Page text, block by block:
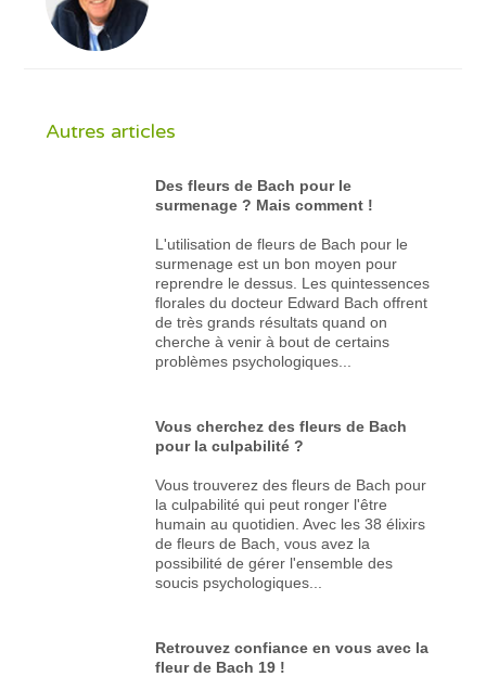
Autres articles
Des fleurs de Bach pour le
surmenage ? Mais comment !
L'utilisation de fleurs de Bach pour le
surmenage est un bon moyen pour
reprendre le dessus. Les quintessences
florales du docteur Edward Bach offrent
de très grands résultats quand on
cherche à venir à bout de certains
problèmes psychologiques...
Vous cherchez des fleurs de Bach
pour la culpabilité ?
Vous trouverez des fleurs de Bach pour
la culpabilité qui peut ronger l'être
humain au quotidien. Avec les 38 élixirs
de fleurs de Bach, vous avez la
possibilité de gérer l'ensemble des
soucis psychologiques...
Retrouvez confiance en vous avec la
fleur de Bach 19 !